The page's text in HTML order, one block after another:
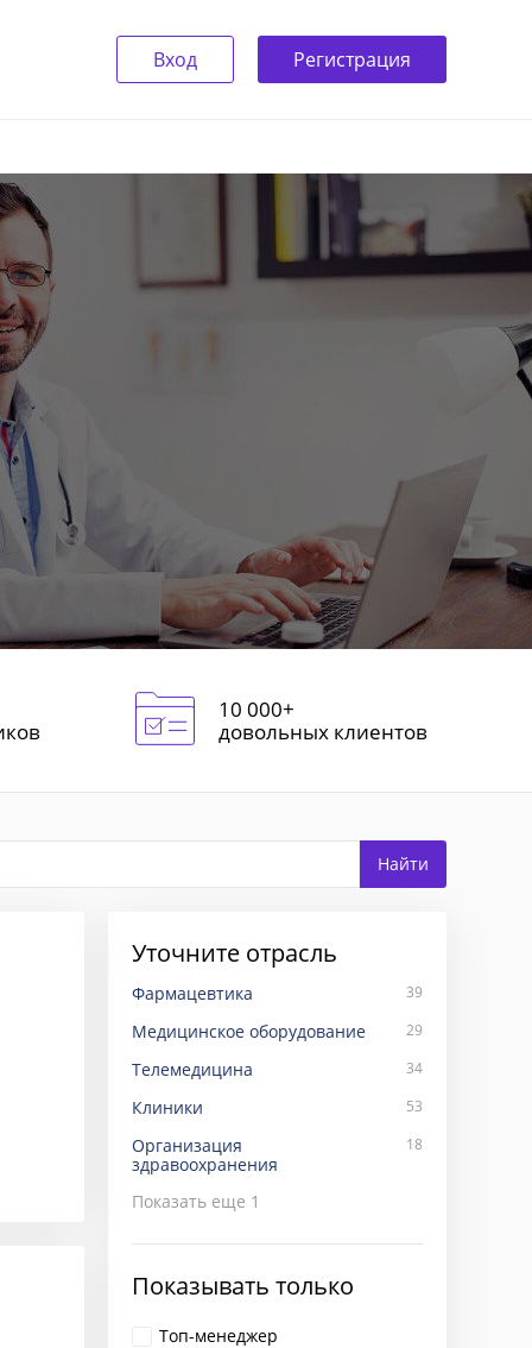
Вход Регистрация
10 000+
довольных клиентов
Уточните отрасль
Фармацевтика 39
Медицинское оборудование 29
Телемедицина 34
Клиники 53
Организация
здравоохранения
18
Показать еще 1
Показывать только
Топ-менеджер